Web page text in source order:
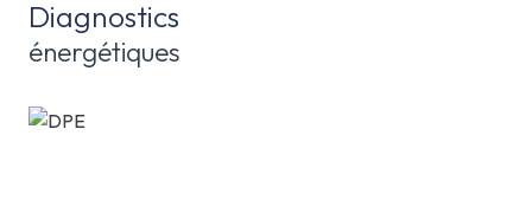
Diagnostics
énergétiques